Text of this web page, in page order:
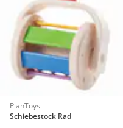
PlanToys
Schiebestock Rad